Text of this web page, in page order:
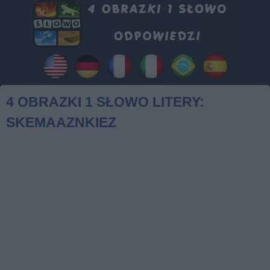
4 OBRAZKI 1 SŁOWO LITERY:
SKEMAAZNKIEZ